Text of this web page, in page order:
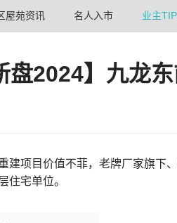
屋苑资讯 名人入市 业主
盘2024】九龙
建项目价值不菲，老牌厂家旗下
住宅单位。